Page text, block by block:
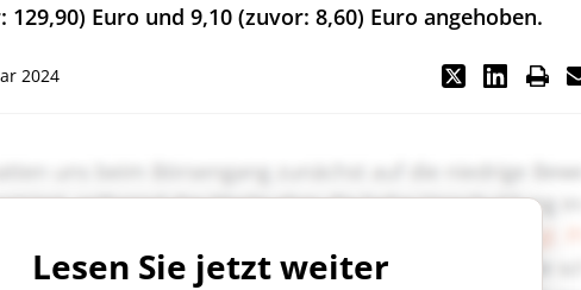
129,90) Euro und 9,10 (zuvor: 8,60) Euro angehoben.
2024
Lesen Sie jetzt weiter